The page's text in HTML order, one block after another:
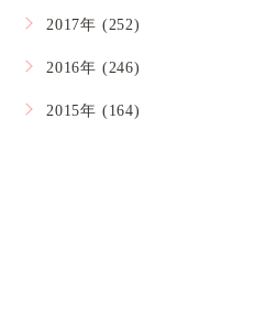
2017年 (252)
2016年 (246)
2015年 (164)